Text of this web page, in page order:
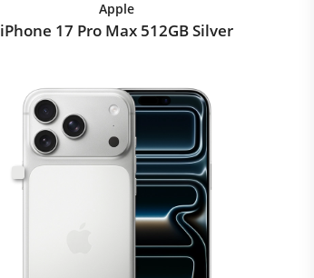
Apple
iPhone 17 Pro Max 512GB Silver